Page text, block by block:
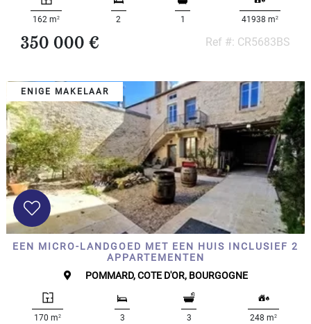
Land
oppervlakte
500
M
500
- 2
000
M2
2
000
- 5
M
000
162 m2 2 1 41938 m2
350 000 € Ref #: CR5683BS
ENIGE MAKELAAR
EEN MICRO-LANDGOED MET EEN HUIS INCLUSIEF 2
APPARTEMENTEN
POMMARD, COTE D'OR, BOURGOGNE
170 m2 3 3 248 m2